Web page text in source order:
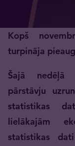
Kopš
turpināja
Šajā nedēļā
pārstāvju
statistikas
lielākajām
statistikas